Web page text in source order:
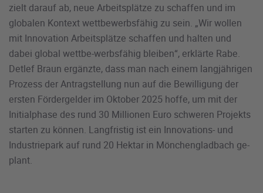
zielt darauf ab, neue Arbeitsplätze zu schaffen und im
globalen Kontext wettbewerbsfähig zu sein. „Wir wollen
mit Innovation Arbeitsplätze schaffen und halten und
dabei global wettbe-werbsfähig bleiben“, erklärte Rabe.
Detlef Braun ergänzte, dass man nach einem langjährigen
Prozess der Antragstellung nun auf die Bewilligung der
ersten Fördergelder im Oktober 2025 hoffe, um mit der
Initialphase des rund 30 Millionen Euro schweren Projekts
starten zu können. Langfristig ist ein Innovations- und
Industriepark auf rund 20 Hektar in Mönchengladbach ge-
plant.